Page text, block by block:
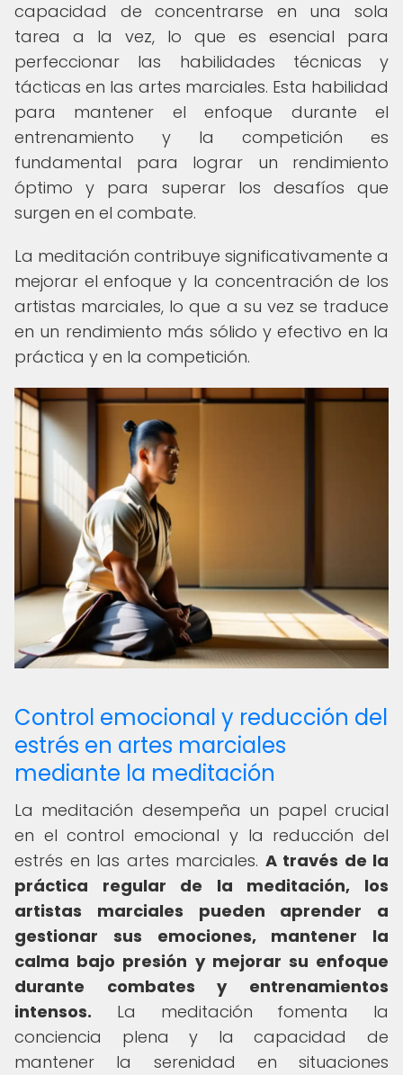
capacidad de concentrarse en una sola
tarea a la vez, lo que es esencial para
perfeccionar las habilidades técnicas y
tácticas en las artes marciales. Esta habilidad
para mantener el enfoque durante el
entrenamiento y la competición es
fundamental para lograr un rendimiento
óptimo y para superar los desafíos que
surgen en el combate.
La meditación contribuye significativamente a
mejorar el enfoque y la concentración de los
artistas marciales, lo que a su vez se traduce
en un rendimiento más sólido y efectivo en la
práctica y en la competición.
Control emocional y reducción del
estrés en artes marciales
mediante la meditación
La meditación desempeña un papel crucial
en el control emocional y la reducción del
estrés en las artes marciales. A través de la
práctica regular de la meditación, los
artistas marciales pueden aprender a
gestionar sus emociones, mantener la
calma bajo presión y mejorar su enfoque
durante combates y entrenamientos
intensos. La meditación fomenta la
conciencia plena y la capacidad de
mantener la serenidad en situaciones